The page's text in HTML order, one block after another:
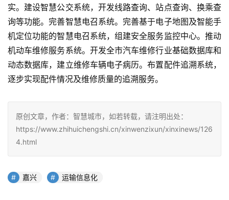
实。建设智慧公交系统，开发线路查询、站点查询、换乘查
询等功能。完善智慧电召系统。完善基于电子地图及智能手
机定位功能的智慧电召系统，组建安全服务监控中心。推动
机动车维修服务系统。开发全市汽车维修行业基础数据库和
动态数据库，建立维修车辆电子病历。布置配件追溯系统，
逐步实现配件情况及维修质量的追溯服务。
原创文章，作者：智慧城市，如若转载，请注明出处：
https://www.zhihuichengshi.cn/xinwenzixun/xinxinews/126
4.html
嘉兴 运输信息化